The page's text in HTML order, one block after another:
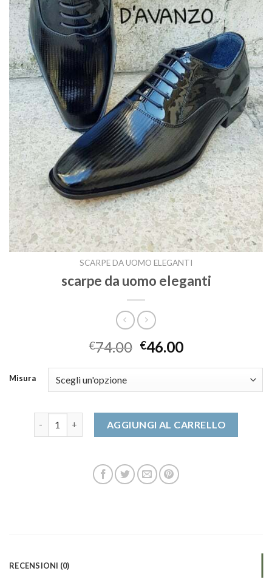
SCARPE DA UOMO ELEGANTI
scarpe da uomo eleganti
€74.00 €46.00
Misura
AGGIUNGI AL CARRELLO
RECENSIONI (0)